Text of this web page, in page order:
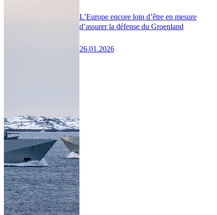
L’Europe encore loin d’être en mesure
d’assurer la défense du Groenland
26.01.2026